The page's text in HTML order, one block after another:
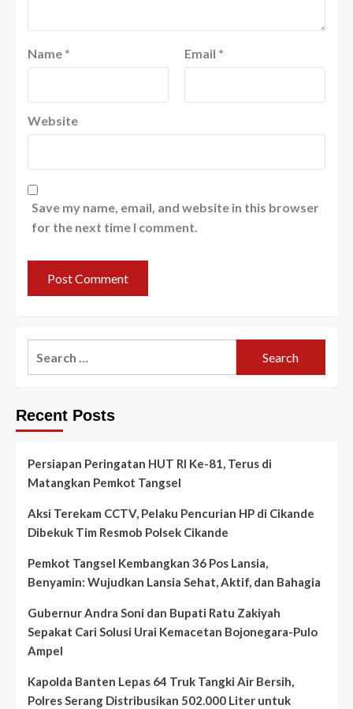
Name * Email *
Website
Save my name, email, and website in this browser
for the next time I comment.
Recent Posts
Persiapan Peringatan HUT RI Ke-81, Terus di
Matangkan Pemkot Tangsel
Aksi Terekam CCTV, Pelaku Pencurian HP di Cikande
Dibekuk Tim Resmob Polsek Cikande
Pemkot Tangsel Kembangkan 36 Pos Lansia,
Benyamin: Wujudkan Lansia Sehat, Aktif, dan Bahagia
Gubernur Andra Soni dan Bupati Ratu Zakiyah
Sepakat Cari Solusi Urai Kemacetan Bojonegara-Pulo
Ampel
Kapolda Banten Lepas 64 Truk Tangki Air Bersih,
Polres Serang Distribusikan 502.000 Liter untuk